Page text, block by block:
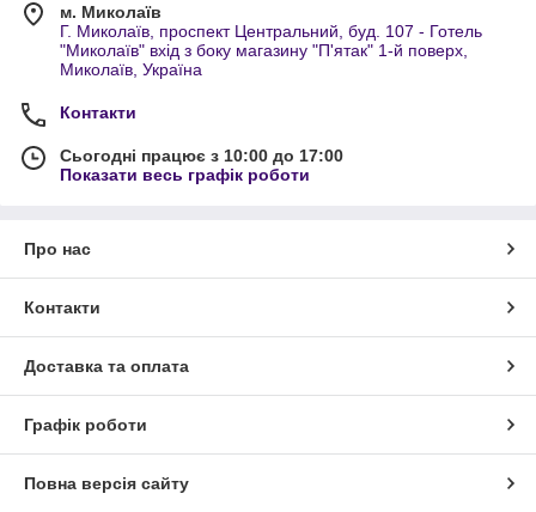
м. Миколаїв
Г. Миколаїв, проспект Центральний, буд. 107 - Готель
"Миколаїв" вхід з боку магазину "П'ятак" 1-й поверх,
Миколаїв, Україна
Контакти
Сьогодні працює з 10:00 до 17:00
Показати весь графік роботи
Про нас
Контакти
Доставка та оплата
Графік роботи
Повна версія сайту